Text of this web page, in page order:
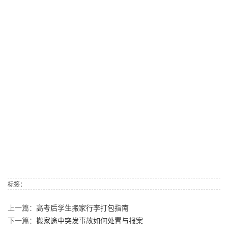
标签：
上一篇： 高考后学生搬家行李打包指南
下一篇： 搬家途中突发事故如何处置与报案